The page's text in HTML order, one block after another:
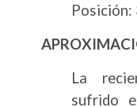
Posición:
La
sufrido